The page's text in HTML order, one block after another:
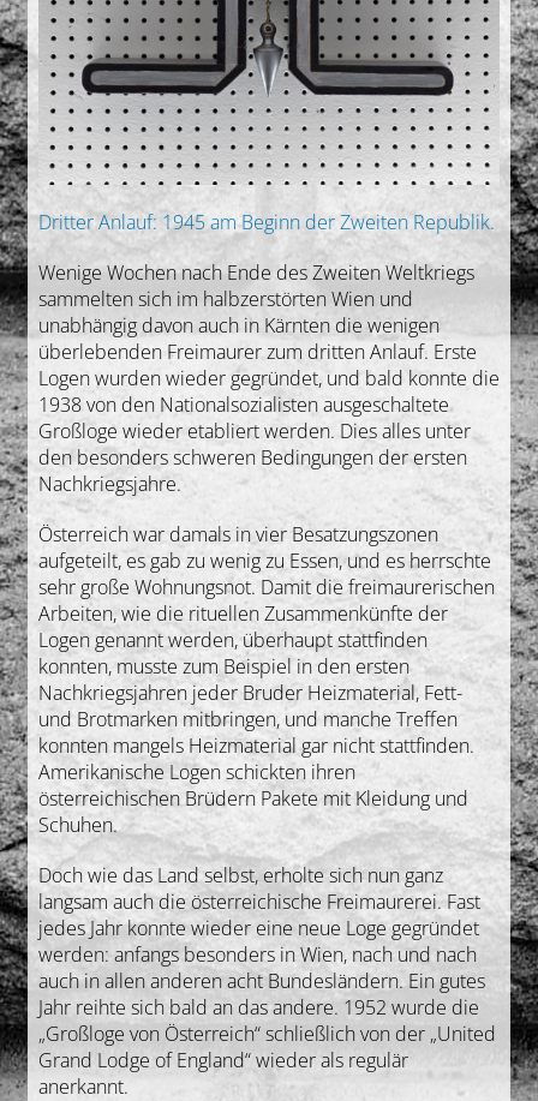
Dritter Anlauf: 1945 am Beginn der Zweiten Republik.
Wenige Wochen nach Ende des Zweiten Weltkriegs
sammelten sich im halbzerstörten Wien und
unabhängig davon auch in Kärnten die wenigen
überlebenden Freimaurer zum dritten Anlauf. Erste
Logen wurden wieder gegründet, und bald konnte die
1938 von den Nationalsozialisten ausgeschaltete
Großloge wieder etabliert werden. Dies alles unter
den besonders schweren Bedingungen der ersten
Nachkriegsjahre.
Österreich war damals in vier Besatzungszonen
aufgeteilt, es gab zu wenig zu Essen, und es herrschte
sehr große Wohnungsnot. Damit die freimaurerischen
Arbeiten, wie die rituellen Zusammenkünfte der
Logen genannt werden, überhaupt stattfinden
konnten, musste zum Beispiel in den ersten
Nachkriegsjahren jeder Bruder Heizmaterial, Fett-
und Brotmarken mitbringen, und manche Treffen
konnten mangels Heizmaterial gar nicht stattfinden.
Amerikanische Logen schickten ihren
österreichischen Brüdern Pakete mit Kleidung und
Schuhen.
Doch wie das Land selbst, erholte sich nun ganz
langsam auch die österreichische Freimaurerei. Fast
jedes Jahr konnte wieder eine neue Loge gegründet
werden: anfangs besonders in Wien, nach und nach
auch in allen anderen acht Bundesländern. Ein gutes
Jahr reihte sich bald an das andere. 1952 wurde die
„Großloge von Österreich“ schließlich von der „United
Grand Lodge of England“ wieder als regulär
anerkannt.